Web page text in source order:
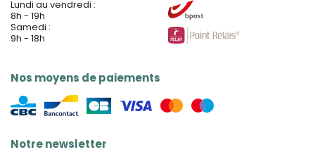
Lundi au vendredi :
8h - 19h
Samedi :
9h - 18h
Nos moyens de paiements
Notre newsletter